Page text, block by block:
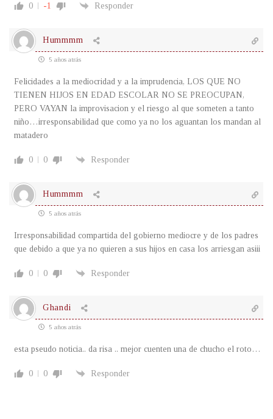
0 -1 Responder
Hummmm
5 años atrás
Felicidades a la mediocridad y a la imprudencia, LOS QUE NO
TIENEN HIJOS EN EDAD ESCOLAR NO SE PREOCUPAN,
PERO VAYAN la improvisacion y el riesgo al que someten a tanto
niño…irresponsabilidad que como ya no los aguantan los mandan al
matadero
0 0 Responder
Hummmm
5 años atrás
Irresponsabilidad compartida del gobierno mediocre y de los padres
que debido a que ya no quieren a sus hijos en casa los arriesgan asiii
0 0 Responder
Ghandi
5 años atrás
esta pseudo noticia.. da risa .. mejor cuenten una de chucho el roto…
0 0 Responder